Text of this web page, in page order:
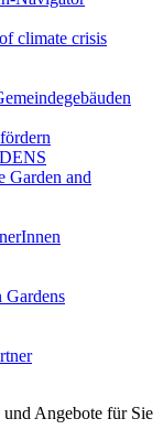
climate crisis
Garden and
und Angebote für Sie